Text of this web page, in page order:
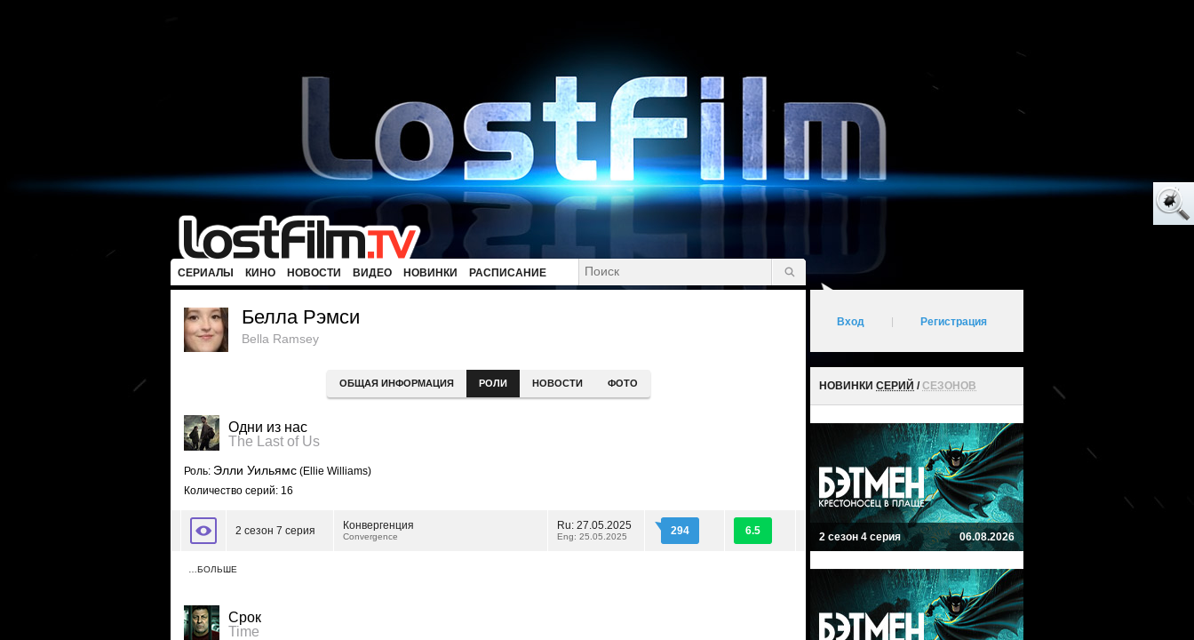
СЕРИАЛЫ КИНО НОВОСТИ ВИДЕО НОВИНКИ РАСПИСАНИЕ
Белла Рэмси
Bella Ramsey
ОБЩАЯ ИНФОРМАЦИЯ РОЛИ НОВОСТИ ФОТО
Одни из нас
The Last of Us
Роль: Элли Уильямс (Ellie Williams)
Количество серий: 16
2 сезон 7 серия Конвергенция
Convergence
Ru: 27.05.2025
Eng: 25.05.2025 294 6.5
…БОЛЬШЕ
Срок
Time
Вход Регистрация
НОВИНКИ СЕРИЙ /СЕЗОНОВ
2 сезон 4 серия 06.08.2026